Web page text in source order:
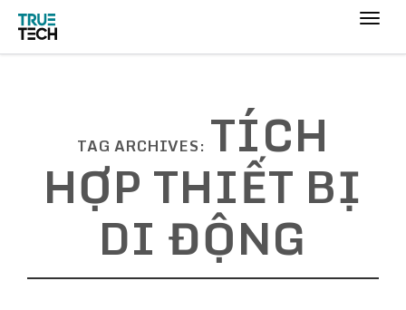
TAG ARCHIVES: TÍCH
HỢP THIẾT BỊ
DI ĐỘNG